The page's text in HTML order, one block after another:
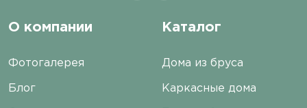
О компании
Фотогалерея
Блог
Каталог
Дома из бруса
Каркасные дома